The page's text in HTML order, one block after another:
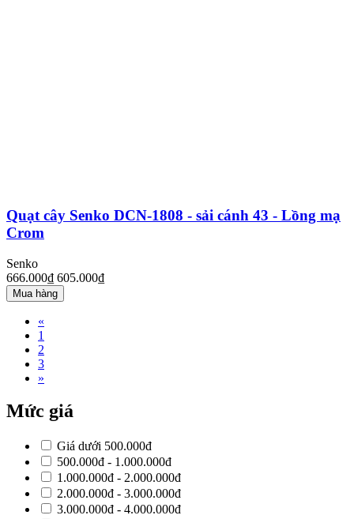
Quạt cây Senko DCN-1808 - sải cánh 43 - Lồng mạ
Crom
Senko
666.000₫ 605.000₫
Mua hàng
«
1
2
3
»
Mức giá
Giá dưới 500.000đ
500.000đ - 1.000.000đ
1.000.000đ - 2.000.000đ
2.000.000đ - 3.000.000đ
3.000.000đ - 4.000.000đ